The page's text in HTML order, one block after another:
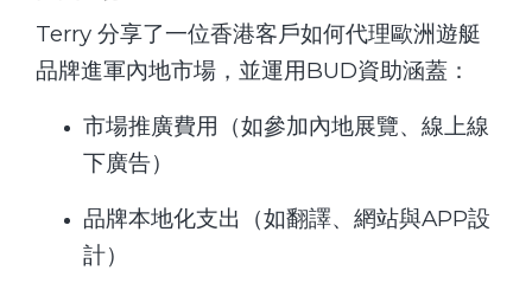
Terry 分享了一位香港客戶如何代理歐洲遊艇
品牌進軍內地市場，並運用BUD資助涵蓋：
市場推廣費用（如參加內地展覽、線上線
下廣告）
品牌本地化支出（如翻譯、網站與APP設
計）